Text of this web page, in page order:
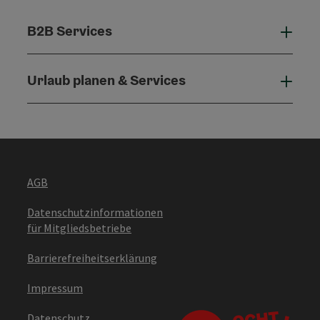
B2B Services
Urlaub planen & Services
AGB
Datenschutzinformationen
für Mitgliedsbetriebe
Barrierefreiheitserklärung
Impressum